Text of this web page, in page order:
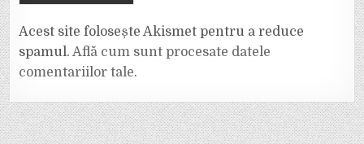
Acest site folosește Akismet pentru a reduce
spamul.Află cum sunt procesate datele
comentariilor tale.